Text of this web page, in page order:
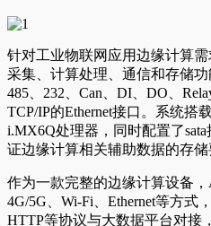
针对工业物联网应用边缘计算
采集、计算处理、通信和存储
485、232、Can、DI、DO、
TCP/IP的Ethernet接口。系统搭
i.MX6Q处理器，同时配置了
证边缘计算相关辅助数据的存储
作为一款完整的边缘计算设备
4G/5G、Wi-Fi、Ethernet等方式
HTTP等协议与大数据平台对接